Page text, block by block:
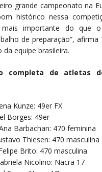
grande campeonato na
histórico nessa
importante do que
de preparação”, afirma
equipe brasileira.
completa de atletas
Kunze: 49er FX
Borges: 49er
Barbachan: 470 feminina
Thiesen: 470 masculina
Brito: 470 masculina
Nicolino: Nacra 17